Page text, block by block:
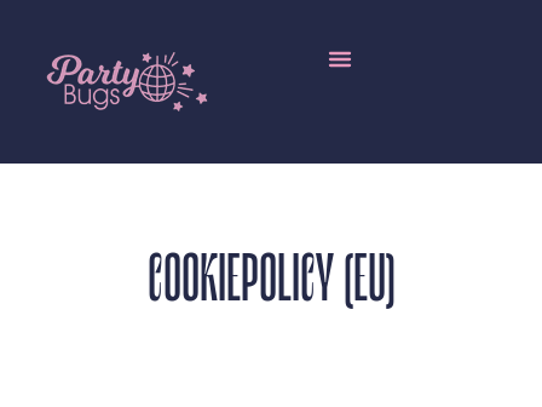
COOKIEPOLICY (EU)